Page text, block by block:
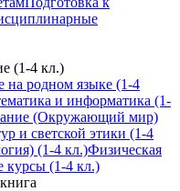
(1-4 кл.)
на родном языке (1-4
и информатика (1-
(Окружающий мир)
и светской этики (1-4
(1-4 кл.)Физическая
курсы (1-4 кл.)